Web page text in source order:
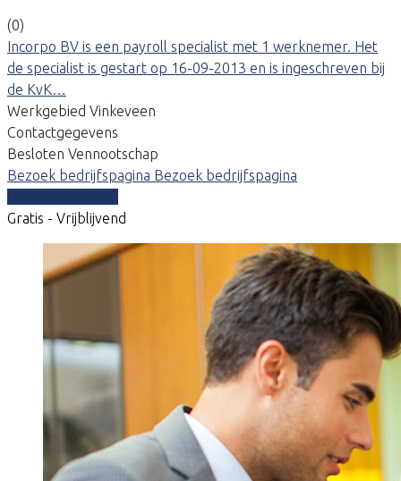
(0)
Incorpo BV is een payroll specialist met 1 werknemer. Het
de specialist is gestart op 16-09-2013 en is ingeschreven bij
de KvK…
Werkgebied Vinkeveen
Contactgegevens
Besloten Vennootschap
Bezoek bedrijfspagina Bezoek bedrijfspagina
Gratis - Vrijblijvend